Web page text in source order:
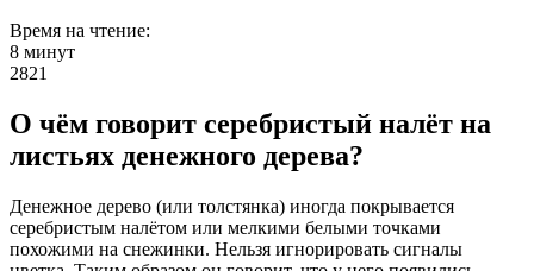
Время на чтение:
8 минут
2821
О чём говорит серебристый налёт на
листьях денежного дерева?
Денежное дерево (или толстянка) иногда покрывается
серебристым налётом или мелкими белыми точками
похожими на снежинки. Нельзя игнорировать сигналы